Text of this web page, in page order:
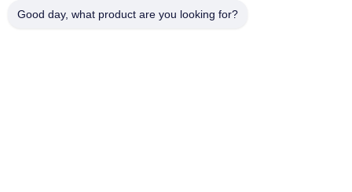
Good day, what product are you looking for?